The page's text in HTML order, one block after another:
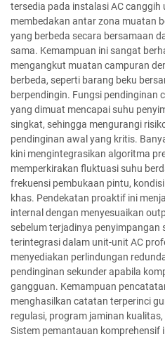
tersedia pada instalasi AC
membedakan antar zona muatan
yang berbeda secara bersamaan
sama. Kemampuan ini sangat
mengangkut muatan campuran
berbeda, seperti barang beku
berpendingin. Fungsi pendinginan
yang dimuat mencapai suhu
singkat, sehingga mengurangi
pendinginan awal yang kritis.
kini mengintegrasikan algoritma
memperkirakan fluktuasi suhu
frekuensi pembukaan pintu,
khas. Pendekatan proaktif ini
internal dengan menyesuaikan
sebelum terjadinya penyimpangan
terintegrasi dalam unit-unit AC
menyediakan perlindungan
pendinginan sekunder apabila
gangguan. Kemampuan
menghasilkan catatan terperinci
regulasi, program jaminan
Sistem pemantauan komprehensif